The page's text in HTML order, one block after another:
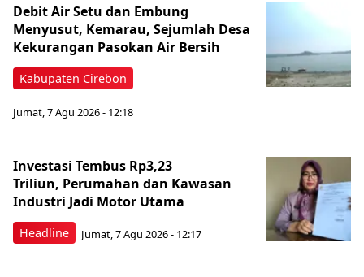
Kabupaten Cirebon
Debit Air Setu dan Embung
Menyusut, Kemarau, Sejumlah Desa
Kekurangan Pasokan Air Bersih
Jumat, 7 Agu 2026 - 12:18
Headline
Investasi Tembus Rp3,23
Triliun, Perumahan dan Kawasan
Industri Jadi Motor Utama
Jumat, 7 Agu 2026 - 12:17